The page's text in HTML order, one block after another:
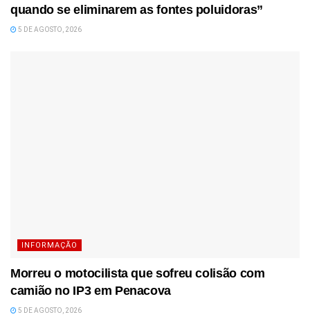
quando se eliminarem as fontes poluidoras”
5 DE AGOSTO, 2026
INFORMAÇÃO
Morreu o motocilista que sofreu colisão com
camião no IP3 em Penacova
5 DE AGOSTO, 2026